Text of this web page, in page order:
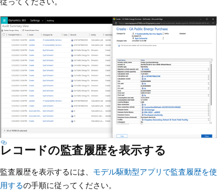
レコードの監査履歴を表示する
監査履歴を表示するには、 モデル駆動型アプリで監査履歴を使
用するの手順に従ってください。